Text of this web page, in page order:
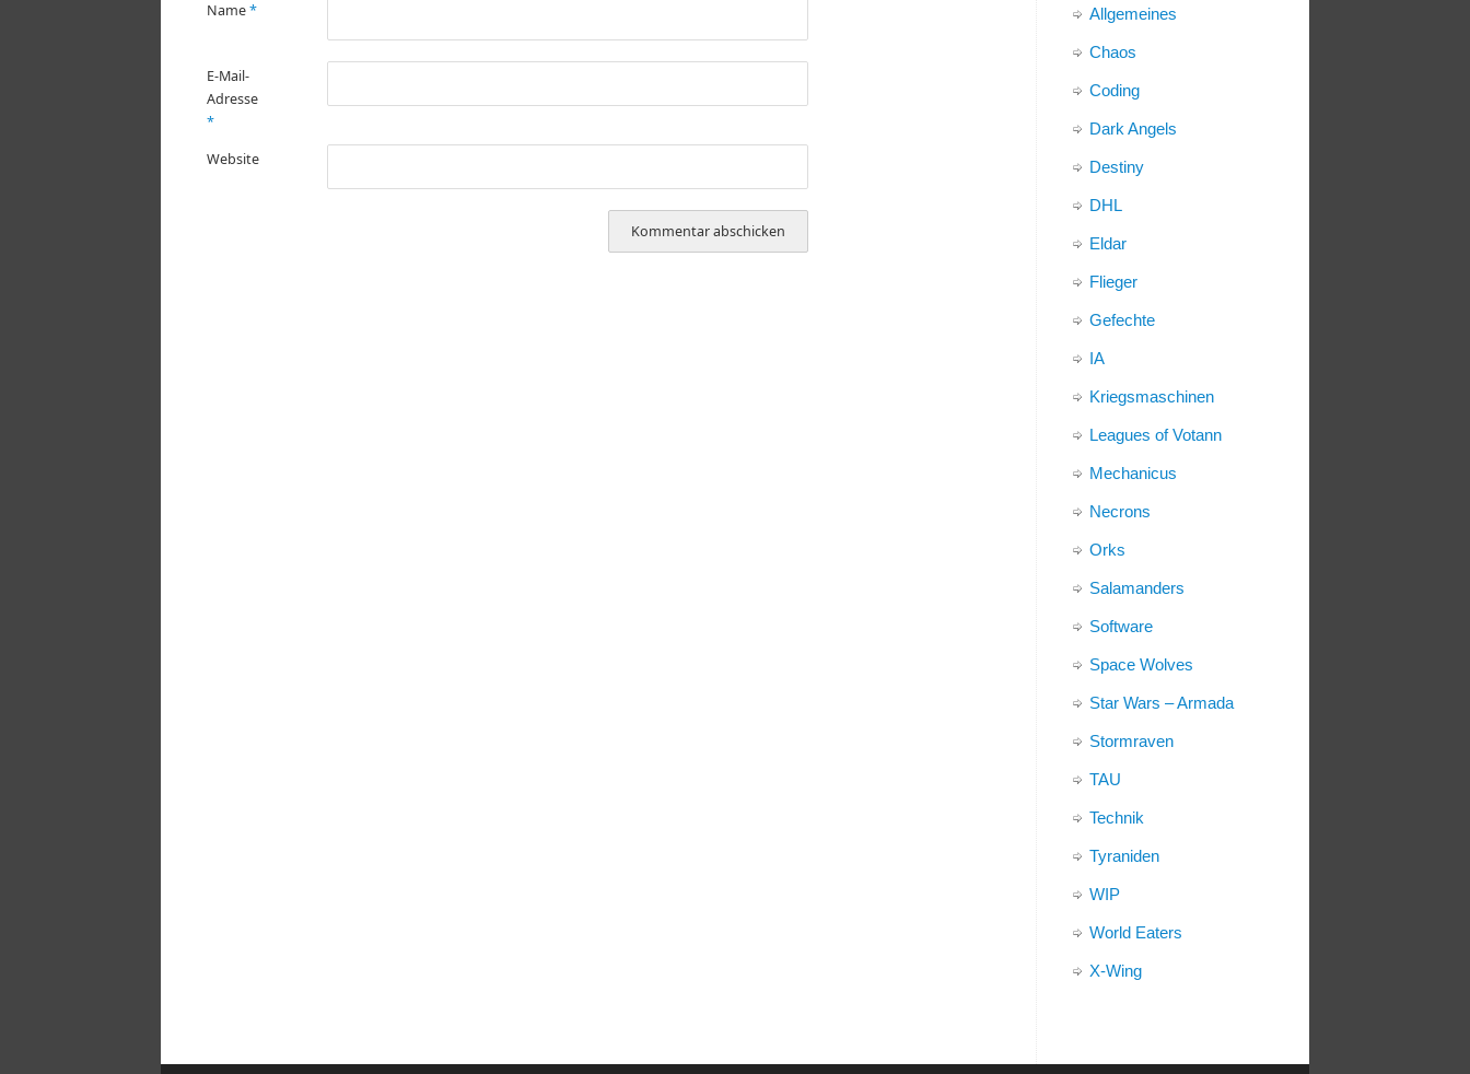
Name*
E-Mail-
Adresse
*
Website
Allgemeines
Chaos
Coding
Dark Angels
Destiny
DHL
Eldar
Flieger
Gefechte
IA
Kriegsmaschinen
Leagues of Votann
Mechanicus
Necrons
Orks
Salamanders
Software
Space Wolves
Star Wars – Armada
Stormraven
TAU
Technik
Tyraniden
WIP
World Eaters
X-Wing